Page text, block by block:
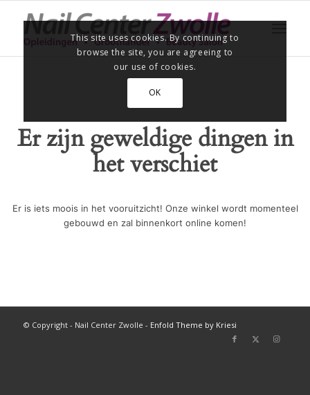
Er zijn geweldige dingen in
het verschiet
Er is iets moois in het vooruitzicht! Onze winkel wordt momenteel
gebouwd en zal binnenkort online komen!
© Copyright - Nail Center Zwolle - Enfold Theme by Kriesi
This site uses cookies. By continuing to
browse the site, you are agreeing to
our use of cookies.
OK